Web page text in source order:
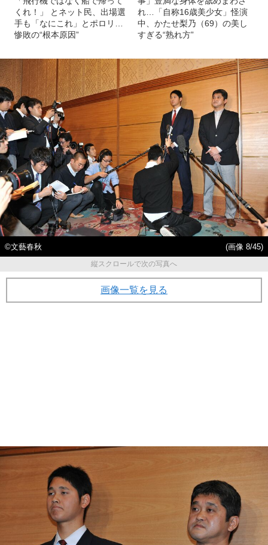
くれ！」 とネット民、出場選
手も「なにこれ」とポロリ…
惨敗の“根本原因”
れ…「自称16歳美少女」怪演
中、かたせ梨乃（69）の美し
すぎる“熟れ方”
©文藝春秋
(画像 8/45)
縦スクロールで次の写真へ
画像一覧を見る